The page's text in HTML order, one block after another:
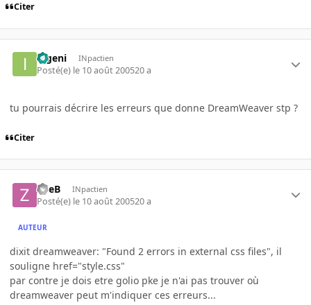
Citer
ingeni INpactien
Posté(e) le 10 août 200520 a
tu pourrais décrire les erreurs que donne DreamWeaver stp ?
Citer
ZueB INpactien
Posté(e) le 10 août 200520 a
AUTEUR
dixit dreamweaver: "Found 2 errors in external css files", il
souligne href="style.css"
par contre je dois etre golio pke je n'ai pas trouver où
dreamweaver peut m'indiquer ces erreurs...